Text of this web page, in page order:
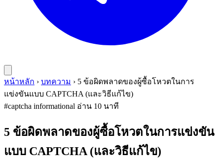
หน้าหลัก › บทความ › 5 ข้อผิดพลาดของผู้ซื้อโหวตในการ
แข่งขันแบบ CAPTCHA (และวิธีแก้ไข)
#captcha informational อ่าน 10 นาที
5 ข้อผิดพลาดของผู้ซื้อโหวตในการแข่งขัน
แบบ CAPTCHA (และวิธีแก้ไข)